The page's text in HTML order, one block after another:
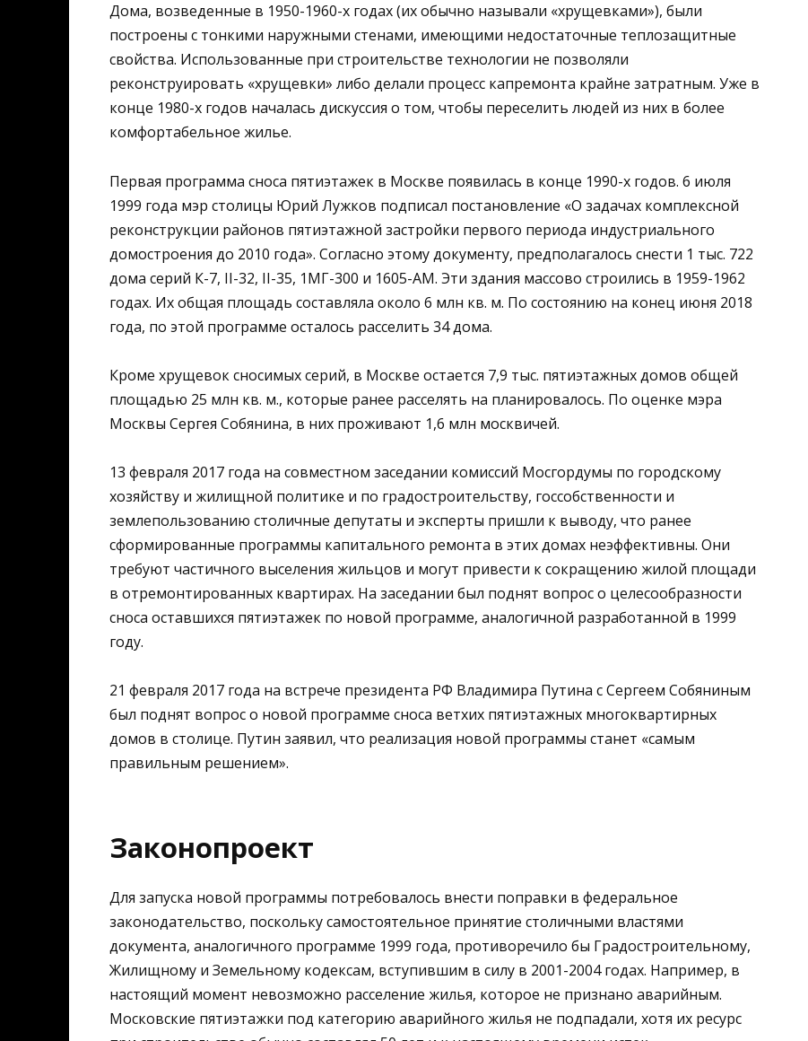
Дома, возведенные в 1950-1960-х годах (их обычно называли «хрущевками»), были
построены с тонкими наружными стенами, имеющими недостаточные теплозащитные
свойства. Использованные при строительстве технологии не позволяли
реконструировать «хрущевки» либо делали процесс капремонта крайне затратным. Уже в
конце 1980-х годов началась дискуссия о том, чтобы переселить людей из них в более
комфортабельное жилье.
Первая программа сноса пятиэтажек в Москве появилась в конце 1990-х годов. 6 июля
1999 года мэр столицы Юрий Лужков подписал постановление «О задачах комплексной
реконструкции районов пятиэтажной застройки первого периода индустриального
домостроения до 2010 года». Согласно этому документу, предполагалось снести 1 тыс. 722
дома серий К-7, II-32, II-35, 1МГ-300 и 1605-АМ. Эти здания массово строились в 1959-1962
годах. Их общая площадь составляла около 6 млн кв. м. По состоянию на конец июня 2018
года, по этой программе осталось расселить 34 дома.
Кроме хрущевок сносимых серий, в Москве остается 7,9 тыс. пятиэтажных домов общей
площадью 25 млн кв. м., которые ранее расселять на планировалось. По оценке мэра
Москвы Сергея Собянина, в них проживают 1,6 млн москвичей.
13 февраля 2017 года на совместном заседании комиссий Мосгордумы по городскому
хозяйству и жилищной политике и по градостроительству, госсобственности и
землепользованию столичные депутаты и эксперты пришли к выводу, что ранее
сформированные программы капитального ремонта в этих домах неэффективны. Они
требуют частичного выселения жильцов и могут привести к сокращению жилой площади
в отремонтированных квартирах. На заседании был поднят вопрос о целесообразности
сноса оставшихся пятиэтажек по новой программе, аналогичной разработанной в 1999
году.
21 февраля 2017 года на встрече президента РФ Владимира Путина с Сергеем Собяниным
был поднят вопрос о новой программе сноса ветхих пятиэтажных многоквартирных
домов в столице. Путин заявил, что реализация новой программы станет «самым
правильным решением».
Законопроект
Для запуска новой программы потребовалось внести поправки в федеральное
законодательство, поскольку самостоятельное принятие столичными властями
документа, аналогичного программе 1999 года, противоречило бы Градостроительному,
Жилищному и Земельному кодексам, вступившим в силу в 2001-2004 годах. Например, в
настоящий момент невозможно расселение жилья, которое не признано аварийным.
Московские пятиэтажки под категорию аварийного жилья не подпадали, хотя их ресурс